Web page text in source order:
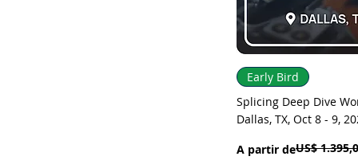
Visualização
Early Bird
Splicing Deep Dive
Dallas, TX, Oct 8 - 9,
A partir de
Preço normal
US$
Preço promocional